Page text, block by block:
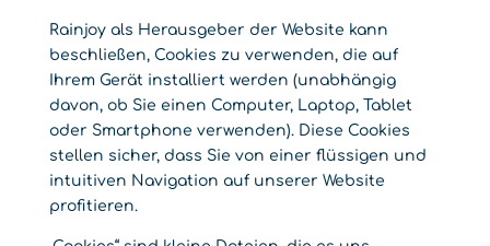
Rainjoy als Herausgeber der Website kann
beschließen, Cookies zu verwenden, die auf
Ihrem Gerät installiert werden (unabhängig
davon, ob Sie einen Computer, Laptop, Tablet
oder Smartphone verwenden). Diese Cookies
stellen sicher, dass Sie von einer flüssigen und
intuitiven Navigation auf unserer Website
profitieren.